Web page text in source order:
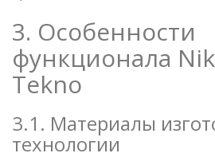
3. Особенности
функционала
Tekno
3.1. Материалы
технологии